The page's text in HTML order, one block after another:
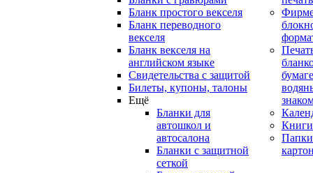
Бланк простого векселя
Бланк переводного
векселя
Бланк векселя на
английском языке
Свидетельства с защитой
Билеты, купоны, талоны
Ещё
Бланки для
автошкол и
автосалона
Бланки с защитной
сеткой
Книги
Папки